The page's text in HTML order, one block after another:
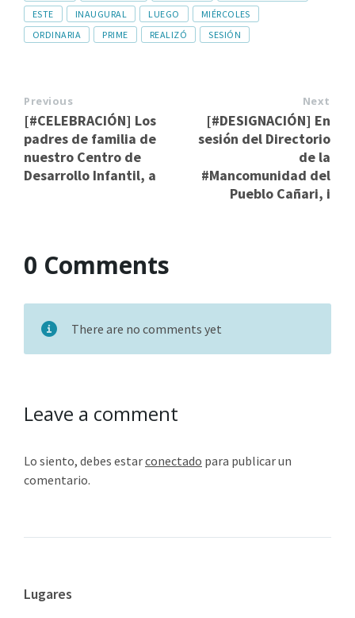
ESTE
INAUGURAL LUEGO
MIÉRCOLES
ORDINARIA
PRIME REALIZÓ SESIÓN
Previous
[#CELEBRACIÓN] Los
padres de familia de
nuestro Centro de
Desarrollo Infantil, a
Next
[#DESIGNACIÓN] En
sesión del Directorio
de la
#Mancomunidad del
Pueblo Cañari, i
0 Comments
There are no comments yet
Leave a comment
Lo siento, debes estarconectado para publicar un
comentario.
Lugares